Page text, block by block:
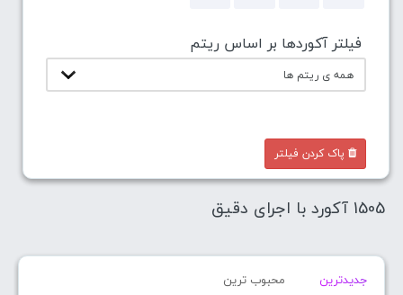
فیلتر آکوردها بر اساس ریتم
پاک کردن فیلتر
1505 آکورد با اجرای دقیق
جدیدترین محبوب ترین